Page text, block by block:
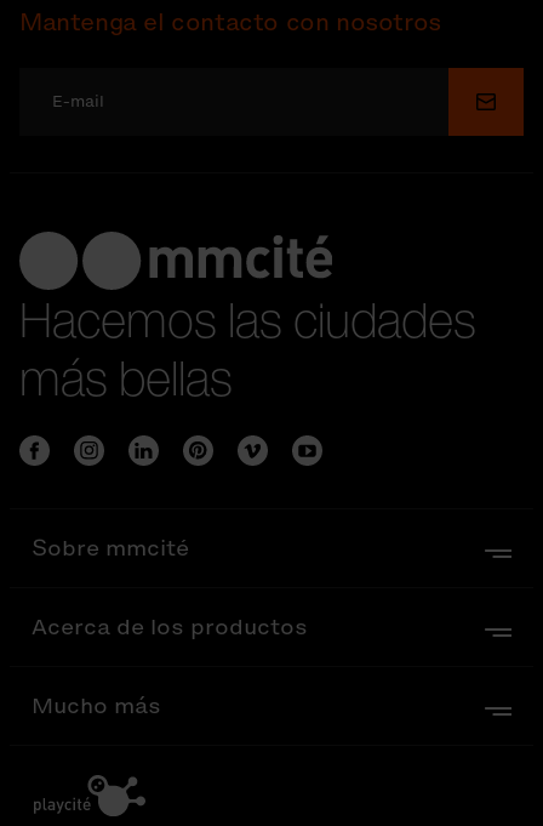
Mantenga el contacto con nosotros
Enviar
Hacemos las ciudades
más bellas
Sobre mmcité
Acerca de los productos
Mucho más